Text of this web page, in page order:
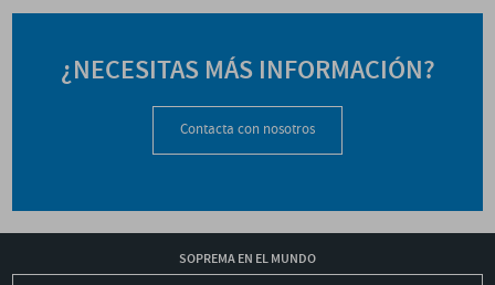
¿NECESITAS MÁS INFORMACIÓN?
Contacta con nosotros
SOPREMA EN EL MUNDO